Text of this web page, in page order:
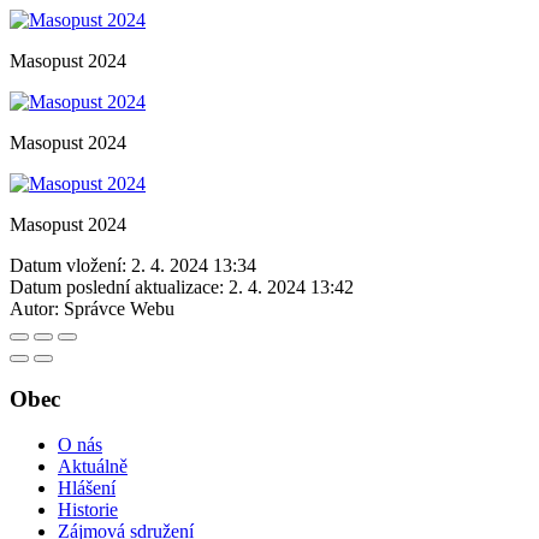
Masopust 2024
Masopust 2024
Masopust 2024
Datum vložení: 2. 4. 2024 13:34
Datum poslední aktualizace: 2. 4. 2024 13:42
Autor: Správce Webu
Obec
O nás
Aktuálně
Hlášení
Historie
Zájmová sdružení